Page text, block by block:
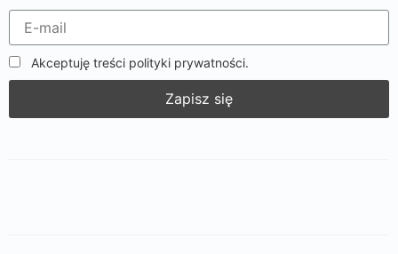
Akceptuję treści polityki prywatności.